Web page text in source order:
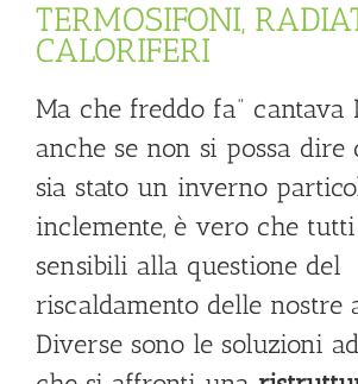
TERMOSIFONI,
CALORIFERI
Ma che freddo fa” cantava
anche se non si possa dire
sia stato un inverno
inclemente, è vero che
sensibili alla questione del
riscaldamento delle nostre
Diverse sono le soluzioni